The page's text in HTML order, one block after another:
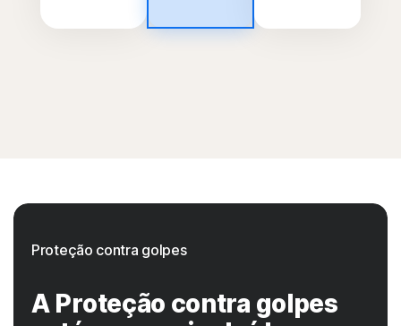
Proteção contra golpes
A Proteção contra golpes